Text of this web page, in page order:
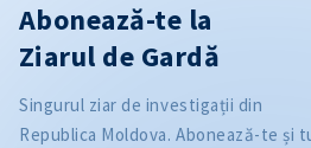
Abonează-te la
Ziarul de Gardă
Singurul ziar de investigații din
Republica Moldova. Abonează-te și